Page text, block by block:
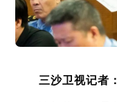
三沙卫视记者：